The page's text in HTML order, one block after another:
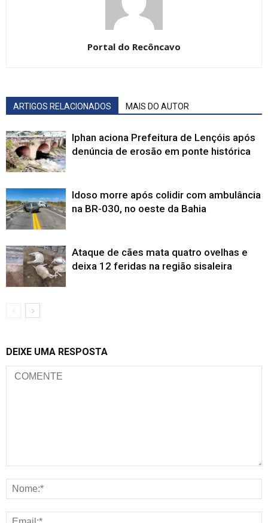
Portal do Recôncavo
ARTIGOS RELACIONADOS MAIS DO AUTOR
Iphan aciona Prefeitura de Lençóis após
denúncia de erosão em ponte histórica
Idoso morre após colidir com ambulância
na BR-030, no oeste da Bahia
Ataque de cães mata quatro ovelhas e
deixa 12 feridas na região sisaleira
DEIXE UMA RESPOSTA